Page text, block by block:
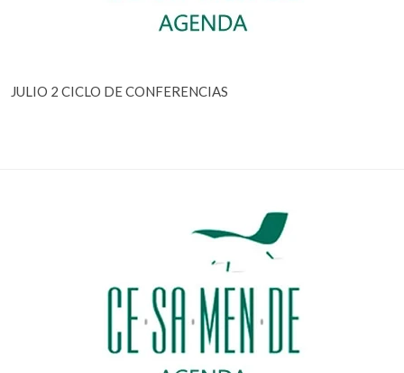
JULIO 2 CICLO DE CONFERENCIAS